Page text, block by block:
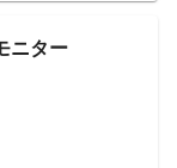
ニター